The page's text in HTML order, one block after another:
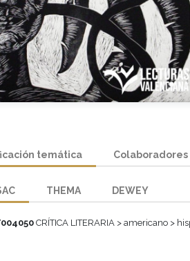
temática
CRÍTICA LITERARIA > americano >
THEMA DEWEY
Colaboradores